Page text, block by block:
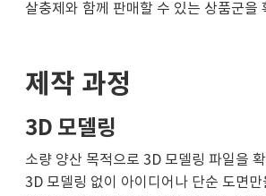
살충제와 함께 판매할 수 있는 상품군
제작 과정
3D 모델링
소량 양산 목적으로 3D 모델링 파일을
3D 모델링 없이 아이디어나 단순 도면